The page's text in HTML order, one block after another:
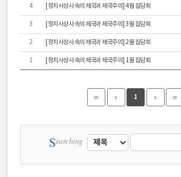
4 [정치사상사 속의 제국과 제국주의] 4월 집담회
3 [정치사상사 속의 제국과 제국주의] 3월 집담회
2 [정치사상사 속의 제국과 제국주의] 2월 집담회
1 [정치사상사 속의 제국과 제국주의] 1월 집담회
« ‹ 1 › »
Searching